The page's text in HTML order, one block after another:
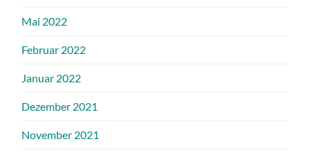
Mai 2022
Februar 2022
Januar 2022
Dezember 2021
November 2021